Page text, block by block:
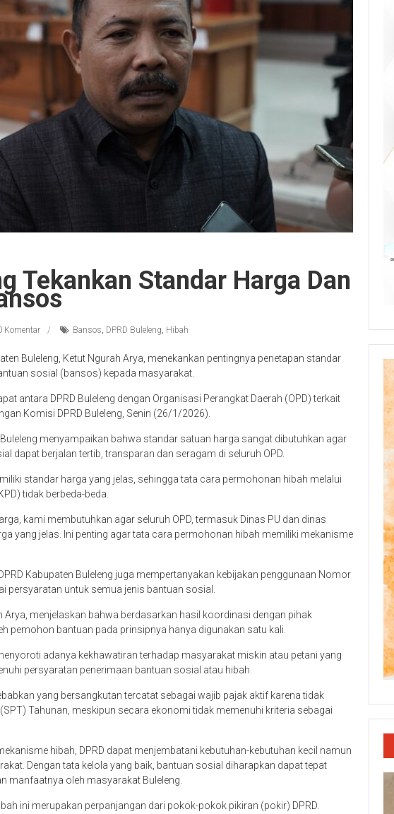
Tekankan Standar Harga Dan
Komentar Bansos, DPRD Buleleng, Hibah
Buleleng, Ketut Ngurah Arya, menekankan pentingnya penetapan standar
sosial (bansos) kepada masyarakat.
antara DPRD Buleleng dengan Organisasi Perangkat Daerah (OPD) terkait
Komisi DPRD Buleleng, Senin (26/1/2026).
Buleleng menyampaikan bahwa standar satuan harga sangat dibutuhkan agar
dapat berjalan tertib, transparan dan seragam di seluruh OPD.
standar harga yang jelas, sehingga tata cara permohonan hibah melalui
tidak berbeda-beda.
kami membutuhkan agar seluruh OPD, termasuk Dinas PU dan dinas
yang jelas. Ini penting agar tata cara permohonan hibah memiliki mekanisme
Kabupaten Buleleng juga mempertanyakan kebijakan penggunaan Nomor
persyaratan untuk semua jenis bantuan sosial.
Arya, menjelaskan bahwa berdasarkan hasil koordinasi dengan pihak
pemohon bantuan pada prinsipnya hanya digunakan satu kali.
adanya kekhawatiran terhadap masyarakat miskin atau petani yang
persyaratan penerimaan bantuan sosial atau hibah.
yang bersangkutan tercatat sebagai wajib pajak aktif karena tidak
Tahunan, meskipun secara ekonomi tidak memenuhi kriteria sebagai
hibah, DPRD dapat menjembatani kebutuhan-kebutuhan kecil namun
Dengan tata kelola yang baik, bantuan sosial diharapkan dapat tepat
manfaatnya oleh masyarakat Buleleng.
ini merupakan perpanjangan dari pokok-pokok pikiran (pokir) DPRD.